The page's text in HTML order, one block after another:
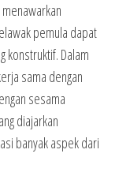
pemula dapat
konstruktif. Dalam
sama dengan
sesama
diajarkan
banyak aspek dari